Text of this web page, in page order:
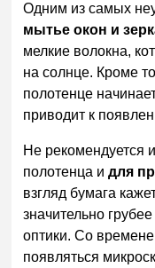
Одним из самых
мытье окон и
мелкие волокна,
на солнце. Кроме
полотенце
приводит к
Не рекомендуется
полотенца идля
взгляд бумага
значительно
оптики. Со
появляться